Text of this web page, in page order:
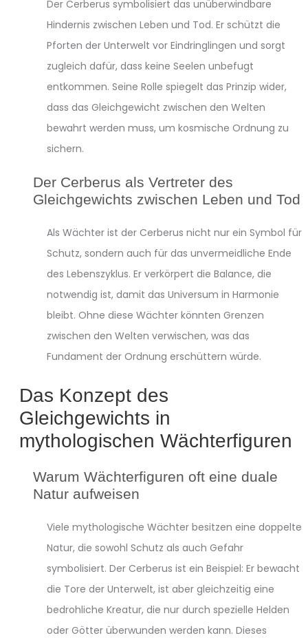
Der Cerberus symbolisiert das unüberwindbare
Hindernis zwischen Leben und Tod. Er schützt die
Pforten der Unterwelt vor Eindringlingen und sorgt
zugleich dafür, dass keine Seelen unbefugt
entkommen. Seine Rolle spiegelt das Prinzip wider,
dass das Gleichgewicht zwischen den Welten
bewahrt werden muss, um kosmische Ordnung zu
sichern.
Der Cerberus als Vertreter des
Gleichgewichts zwischen Leben und Tod
Als Wächter ist der Cerberus nicht nur ein Symbol für
Schutz, sondern auch für das unvermeidliche Ende
des Lebenszyklus. Er verkörpert die Balance, die
notwendig ist, damit das Universum in Harmonie
bleibt. Ohne diese Wächter könnten Grenzen
zwischen den Welten verwischen, was das
Fundament der Ordnung erschüttern würde.
Das Konzept des
Gleichgewichts in
mythologischen Wächterfiguren
Warum Wächterfiguren oft eine duale
Natur aufweisen
Viele mythologische Wächter besitzen eine doppelte
Natur, die sowohl Schutz als auch Gefahr
symbolisiert. Der Cerberus ist ein Beispiel: Er bewacht
die Tore der Unterwelt, ist aber gleichzeitig eine
bedrohliche Kreatur, die nur durch spezielle Helden
oder Götter überwunden werden kann. Dieses